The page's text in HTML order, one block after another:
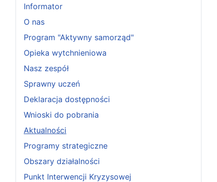
Informator
O nas
Program "Aktywny samorząd"
Opieka wytchnieniowa
Nasz zespół
Sprawny uczeń
Deklaracja dostępności
Wnioski do pobrania
Aktualności
Programy strategiczne
Obszary działalności
Punkt Interwencji Kryzysowej